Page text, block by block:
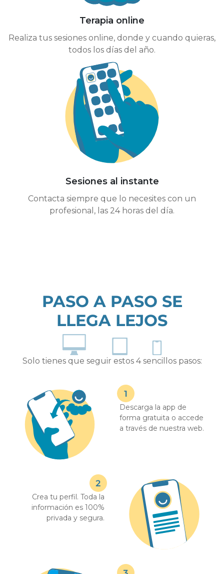
Terapia online
Realiza tus sesiones online, donde y cuando quieras,
todos los días del año.
Sesiones al instante
Contacta siempre que lo necesites con un
profesional, las 24 horas del día.
PASO A PASO SE
LLEGA LEJOS
Solo tienes que seguir estos 4 sencillos pasos:
Descarga la app de
forma gratuita o accede
a través de nuestra web.
Crea tu perfil. Toda la
información es 100%
privada y segura.